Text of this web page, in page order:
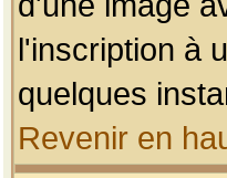
l'inscription à
quelques
Revenir en